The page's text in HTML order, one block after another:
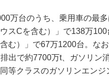
万台のうち、乗用車の最
スCを含む）」で138万
む）」で67万1200台。な
出で約7700万t、ガソリン
等クラスのガソリンエン